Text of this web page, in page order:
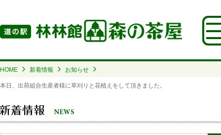
HOME 新着情報 お知らせ
本日、出荷組合生産者様に草刈りと花植えをして頂きました。